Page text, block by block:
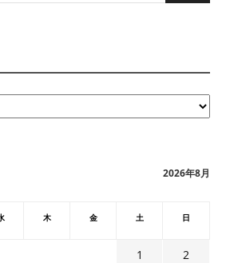
2026年8月
木 金 土 日
1
2